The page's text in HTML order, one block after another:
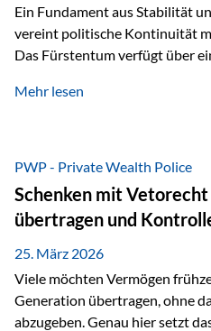
Ein Fundament aus Stabilität
vereint politische Kontinuität
Das Fürstentum verfügt über
monarchischen Elementen
und Unternehmen. Ein
Staatsfinanzierung:
Staatsschulden auf, und der
Interessen der Bevölkerung ist
Besonders hervorzuheben ist
liechtensteinischen Verfassung.
Mehr lesen
PWP - Private Wealth Police
Schenken mit
übertragen und
25. März 2026
Viele möchten Vermögen
Generation übertragen, ohne
abzugeben. Genau hier setzt